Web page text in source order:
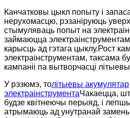
Канчатковы цыкл попыту і
нерухомасцю, рэзаніруюць
стымуляваць попыт на
займаюцца
карысць ад гэтага цыклу.Рост
электраінструментам, таксама
кампаніі па вытворчасці
У рэзюмэ, толітыевы акумулятар
электраінструментаЧакаецца,
будзе квітнеючы перыяд, і
атрымаюць ад унутранай